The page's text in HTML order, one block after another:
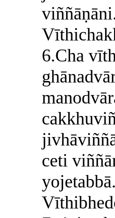
6.Cha
ceti
yojetabbā.